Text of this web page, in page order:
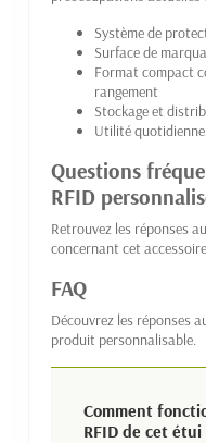
Système de
Surface de
Format compact
rangement
Stockage et
Utilité
Questions
RFID
Retrouvez les réponses
concernant cet
FAQ
Découvrez les réponses
produit personnalisable.
Comment
RFID de cet étui